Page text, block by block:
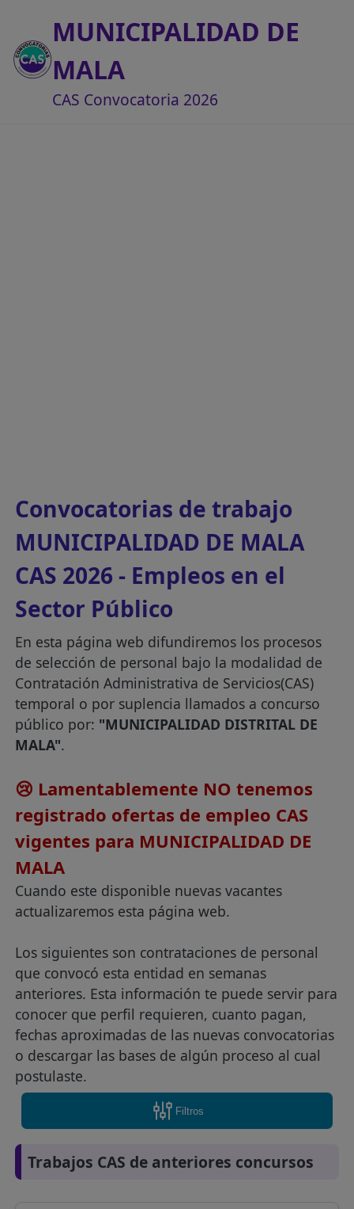
MUNICIPALIDAD DE
MALA
CAS Convocatoria 2026
Convocatorias de trabajo
MUNICIPALIDAD DE MALA
CAS 2026 - Empleos en el
Sector Público
En esta página web difundiremos los procesos
de selección de personal bajo la modalidad de
Contratación Administrativa de Servicios(CAS)
temporal o por suplencia llamados a concurso
público por: "MUNICIPALIDAD DISTRITAL DE
MALA".
😢 Lamentablemente NO tenemos
registrado ofertas de empleo CAS
vigentes para MUNICIPALIDAD DE
MALA
Cuando este disponible nuevas vacantes
actualizaremos esta página web.
Los siguientes son contrataciones de personal
que convocó esta entidad en semanas
anteriores. Esta información te puede servir para
conocer que perfil requieren, cuanto pagan,
fechas aproximadas de las nuevas convocatorias
o descargar las bases de algún proceso al cual
postulaste.
Filtros
Trabajos CAS de anteriores concursos